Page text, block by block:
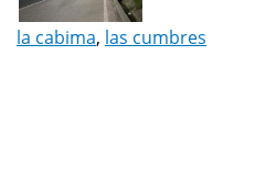
la cabima, las cumbres